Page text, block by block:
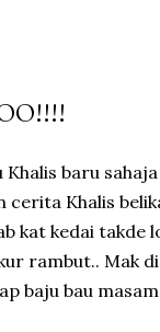
baru
cerita Khalis
kat kedai takde
rambut.. Mak
baju bau